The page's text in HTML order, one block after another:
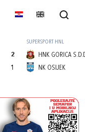
2
1
SUPERSPORT HNL
HNK GORICA
NK OSIJEK